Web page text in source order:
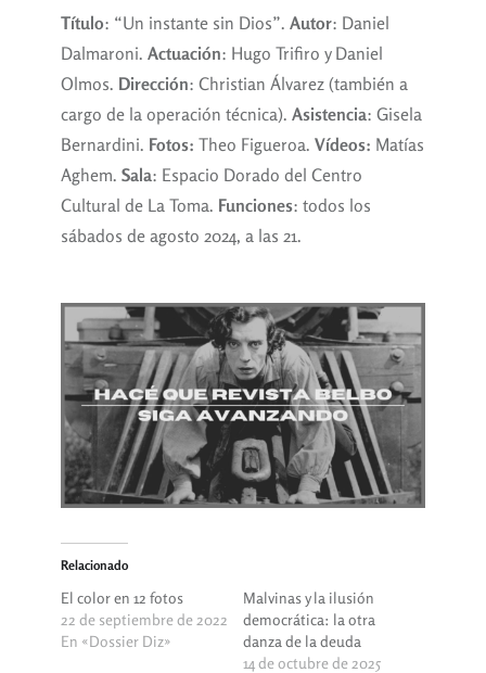
Título: “Un instante sin Dios”. Autor: Daniel
Dalmaroni. Actuación: Hugo Trifiro y Daniel
Olmos. Dirección: Christian Álvarez (también a
cargo de la operación técnica). Asistencia: Gisela
Bernardini. Fotos: Theo Figueroa. Vídeos: Matías
Aghem. Sala: Espacio Dorado del Centro
Cultural de La Toma. Funciones: todos los
sábados de agosto 2024, a las 21.
Relacionado
El color en 12 fotos
22 de septiembre de 2022
En «Dossier Diz»
Malvinas y la ilusión
democrática: la otra
danza de la deuda
14 de octubre de 2025